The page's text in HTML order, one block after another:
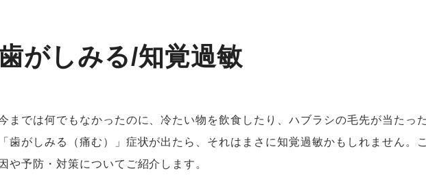
がしみる/知覚過敏
までは何でもなかったのに、冷たい物を飲食したり、ハブラシの毛先が当たっ
「歯がしみる（痛む）」症状が出たら、それはまさに知覚過敏かもしれません。
や予防・対策についてご紹介します。